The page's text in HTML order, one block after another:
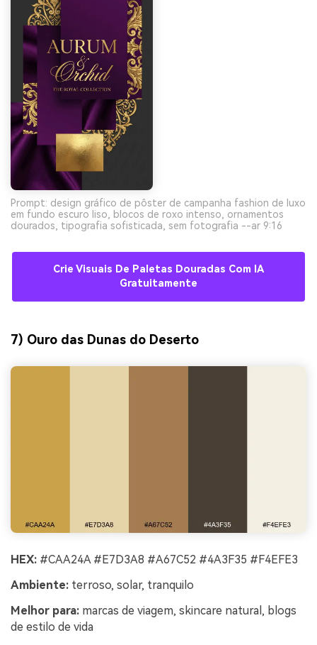
Prompt: design gráfico de pôster de campanha fashion de luxo
em fundo escuro liso, blocos de roxo intenso, ornamentos
dourados, tipografia sofisticada, sem fotografia --ar 9:16
Crie Visuais De Paletas Douradas Com IA
Gratuitamente
7) Ouro das Dunas do Deserto
HEX: #CAA24A #E7D3A8 #A67C52 #4A3F35 #F4EFE3
Ambiente: terroso, solar, tranquilo
Melhor para: marcas de viagem, skincare natural, blogs
de estilo de vida